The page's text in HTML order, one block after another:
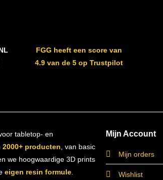
FGG heeft een score van
4.9 van de 5 op Trustpilot
tabletop- en
2000+ producten, van basic
we hoogwaardige 3D prints
eigen resin formule.
Mijn Account
Mijn orders
Wishlist